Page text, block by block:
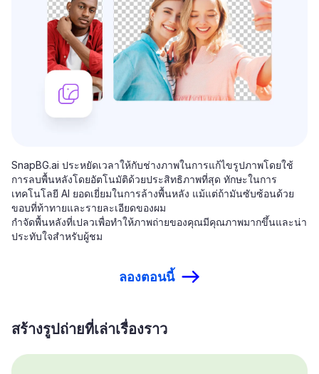
SnapBG.ai ประหยัดเวลาให้กับช่างภาพในการแก้ไขรูปภาพโดยใช้
การลบพื้นหลังโดยอัตโนมัติด้วยประสิทธิภาพที่สุด ทักษะในการ
เทคโนโลยี AI ยอดเยี่ยมในการล้างพื้นหลัง แม้แต่ถ้ามันซับซ้อนด้วย
ขอบที่ท้าทายและรายละเอียดของผม
กำจัดพื้นหลังที่เปลวเพื่อทำให้ภาพถ่ายของคุณมีคุณภาพมากขึ้นและน่า
ประทับใจสำหรับผู้ชม
ลองตอนนี้
สร้างรูปถ่ายที่เล่าเรื่องราว